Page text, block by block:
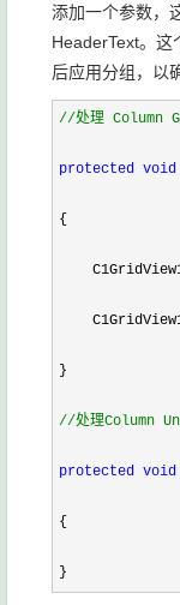
添加一个参数，
HeaderText。这
后应用分组，以
//处理 Column
protected void
{
}
//处理Column
protected void
{
}